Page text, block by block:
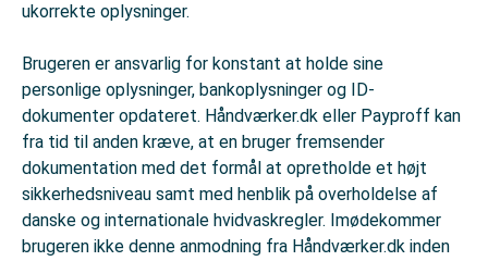
ukorrekte oplysninger.
Brugeren er ansvarlig for konstant at holde sine
personlige oplysninger, bankoplysninger og ID-
dokumenter opdateret. Håndværker.dk eller Payproff kan
fra tid til anden kræve, at en bruger fremsender
dokumentation med det formål at opretholde et højt
sikkerhedsniveau samt med henblik på overholdelse af
danske og internationale hvidvaskregler. Imødekommer
brugeren ikke denne anmodning fra Håndværker.dk inden